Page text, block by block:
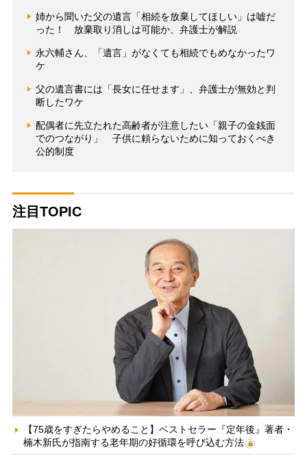
姉から聞いた父の遺言「相続を放棄してほしい」は嘘だ
った！ 放棄取り消しは可能か、弁護士が解説
永六輔さん、「遺言」がなくても相続でもめなかったワ
ケ
父の遺言書には「長女に任せます」、弁護士が無効と判
断したワケ
配偶者に先立たれた高齢者が注意したい「親子の金銭面
でのつながり」 子供に頼らないために知っておくべき
公的制度
注目TOPIC
【75歳をすぎたらやめること】ベストセラー『定年後』著者・
楠木新氏が指南する老年期の好循環を呼び込む方法